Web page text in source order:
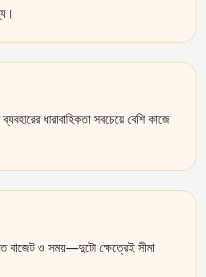
ধারাবাহিকতা সবচেয়ে বেশি কাজে
ও সময়—দুটো ক্ষেত্রেই সীমা